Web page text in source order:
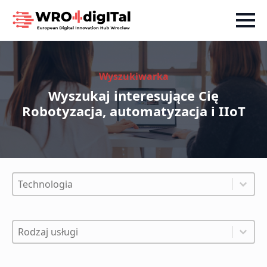
Wyszukiwarka
Wyszukaj interesujące Cię
Robotyzacja, automatyzacja i IIoT
Filtry - Technologia
Select content
Select content
Filtry - Rodzaj usługi
Select content
Select content